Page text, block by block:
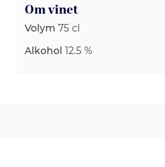
Om vinet
Volym 75 cl
Alkohol 12.5 %